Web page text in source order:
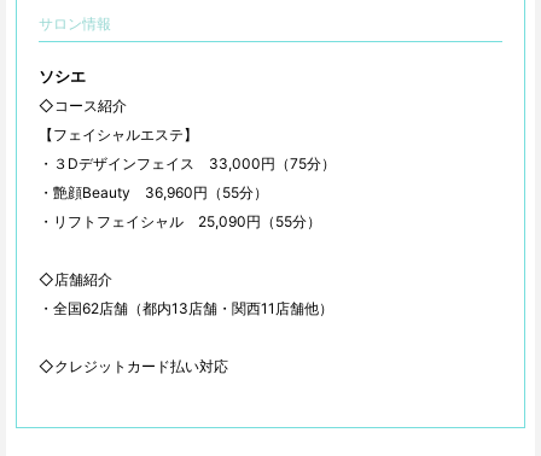
サロン情報
ソシエ
◇コース紹介
【フェイシャルエステ】
・３Dデザインフェイス 33,000円（75分）
・艶顔Beauty 36,960円（55分）
・リフトフェイシャル 25,090円（55分）
◇店舗紹介
・全国62店舗（都内13店舗・関西11店舗他）
◇クレジットカード払い対応